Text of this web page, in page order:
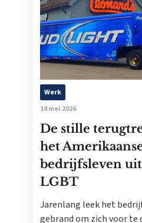
Werk
14 mei 2026
De stille
het
bedrijfsleven
LGBT
Jarenlang leek het
gebrand om zich voor te